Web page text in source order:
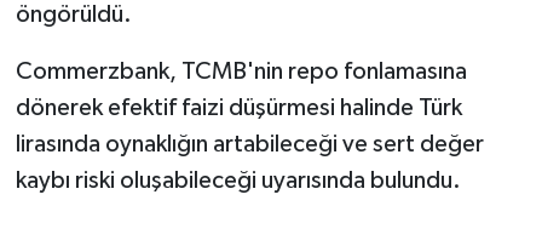
öngörüldü.
Commerzbank, TCMB'nin repo fonlamasına
dönerek efektif faizi düşürmesi halinde Türk
lirasında oynaklığın artabileceği ve sert değer
kaybı riski oluşabileceği uyarısında bulundu.